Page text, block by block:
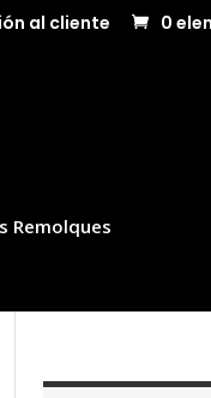
al cliente 0
Remolques